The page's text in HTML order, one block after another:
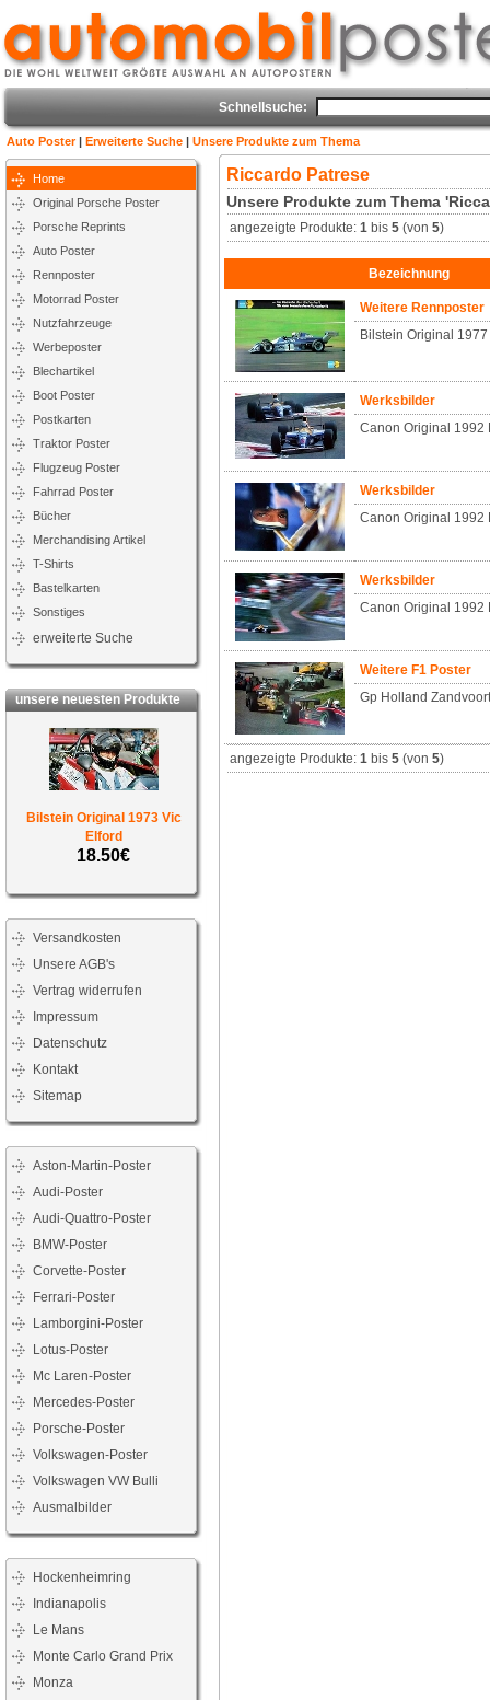
Schnellsuche:
Auto Poster| Erweiterte Suche | Unsere Produkte zum Thema
Home
Original Porsche Poster
Porsche Reprints
Auto Poster
Rennposter
Motorrad Poster
Nutzfahrzeuge
Werbeposter
Blechartikel
Boot Poster
Postkarten
Traktor Poster
Flugzeug Poster
Fahrrad Poster
Bücher
Merchandising Artikel
T-Shirts
Bastelkarten
Sonstiges
erweiterte Suche
unsere neuesten Produkte
Bilstein Original 1973 Vic
Elford
18.50€
Versandkosten
Unsere AGB's
Vertrag widerrufen
Impressum
Datenschutz
Kontakt
Sitemap
Aston-Martin-Poster
Audi-Poster
Audi-Quattro-Poster
BMW-Poster
Corvette-Poster
Ferrari-Poster
Lamborgini-Poster
Lotus-Poster
Mc Laren-Poster
Mercedes-Poster
Porsche-Poster
Volkswagen-Poster
Volkswagen VW Bulli
Ausmalbilder
Hockenheimring
Indianapolis
Le Mans
Monte Carlo Grand Prix
Monza
Riccardo Patrese
Unsere Produkte zum Thema
angezeigte Produkte:1 bis5 (von5)
Bezeichnung
Weitere Rennposter
Bilstein Original
Werksbilder
Canon Original 1992
Werksbilder
Canon Original 1992
Werksbilder
Canon Original 1992
Weitere F1 Poster
Gp Holland
angezeigte Produkte:1 bis5 (von5)